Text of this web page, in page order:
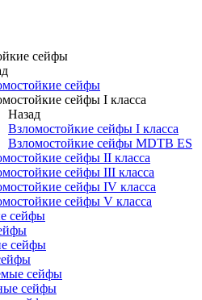
сейфы
сейфы
сейфы I класса
Назад
Взломостойкие сейфы I класса
Взломостойкие сейфы MDTB ES
сейфы II класса
сейфы III класса
сейфы IV класса
сейфы V класса
сейфы
сейфы
сейфы
сейфы